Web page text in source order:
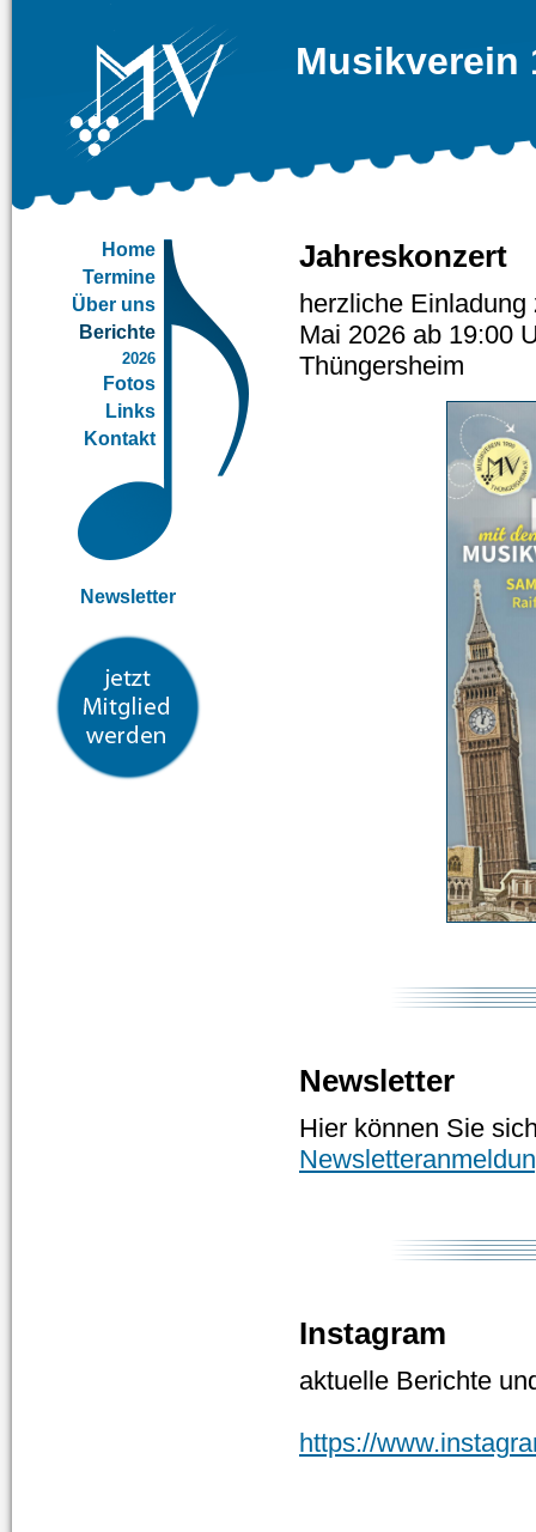
Musikverein
Home
Termine
Über uns
Berichte
2026
Fotos
Links
Kontakt
Newsletter
Jahreskonzert
herzliche
Mai 2026 ab 19:00
Thüngersheim
Newsletter
Hier können Sie
Instagram
aktuelle Berichte
https://